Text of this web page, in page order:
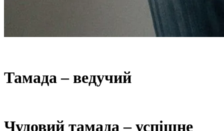
Тамада – ведучий
Чудовий тамада – успішне